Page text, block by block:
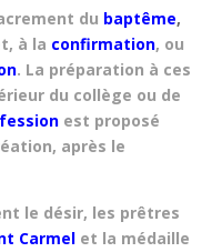
du baptême,
à la confirmation, ou
. La préparation à ces
du collège ou de
est proposé
après le
le désir, les prêtres
Carmel et la médaille